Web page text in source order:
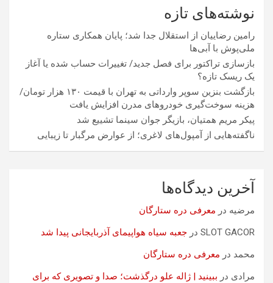
نوشته‌های تازه
رامین رضاییان از استقلال جدا شد؛ پایان همکاری ستاره
ملی‌پوش با آبی‌ها
بازسازی تراکتور برای فصل جدید/ تغییرات حساب شده یا آغاز
یک ریسک تازه؟
بازگشت بنزین سوپر وارداتی به تهران با قیمت ۱۳۰ هزار تومان/
هزینه سوخت‌گیری خودرو‌های مدرن افزایش یافت
پیکر مریم همتیان، بازیگر جوان سینما تشییع شد
ناگفته‌هایی از آمپول‌های لاغری؛ از عوارض مرگبار تا زیبایی
آخرین دیدگاه‌ها
مرضیه در معرفی دره ستارگان
SLOT GACOR در جعبه سیاه هواپیمای آذربایجانی پیدا شد
محمد در معرفی دره ستارگان
مرادی در ببینید | ژاله علو درگذشت؛ صدا و تصویری که برای